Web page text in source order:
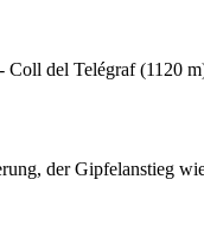
del Telégraf (1120
der Gipfelanstieg